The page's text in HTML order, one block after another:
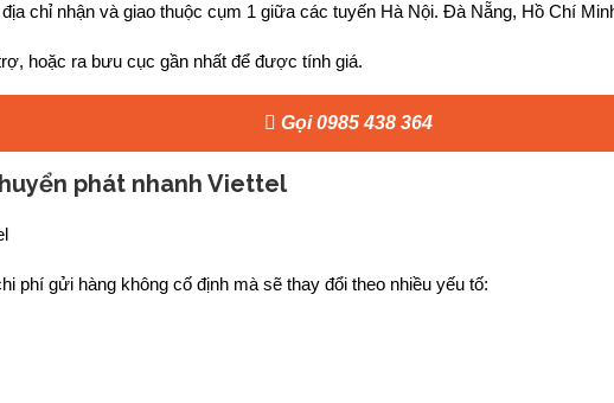
chỉ nhận và giao thuộc cụm 1 giữa các tuyến Hà Nội. Đà Nẵng, Hồ Chí
hoặc ra bưu cục gần nhất để được tính giá.
Gọi 0985 438 364
phát nhanh Viettel
phí gửi hàng không cố định mà sẽ thay đổi theo nhiều yếu tố: